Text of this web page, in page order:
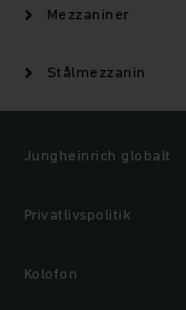
Mezzaniner
Stålmezzanin
Jungheinrich globalt
Privatlivspolitik
Kolofon